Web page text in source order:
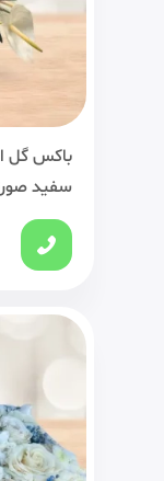
باکس گل
سفید